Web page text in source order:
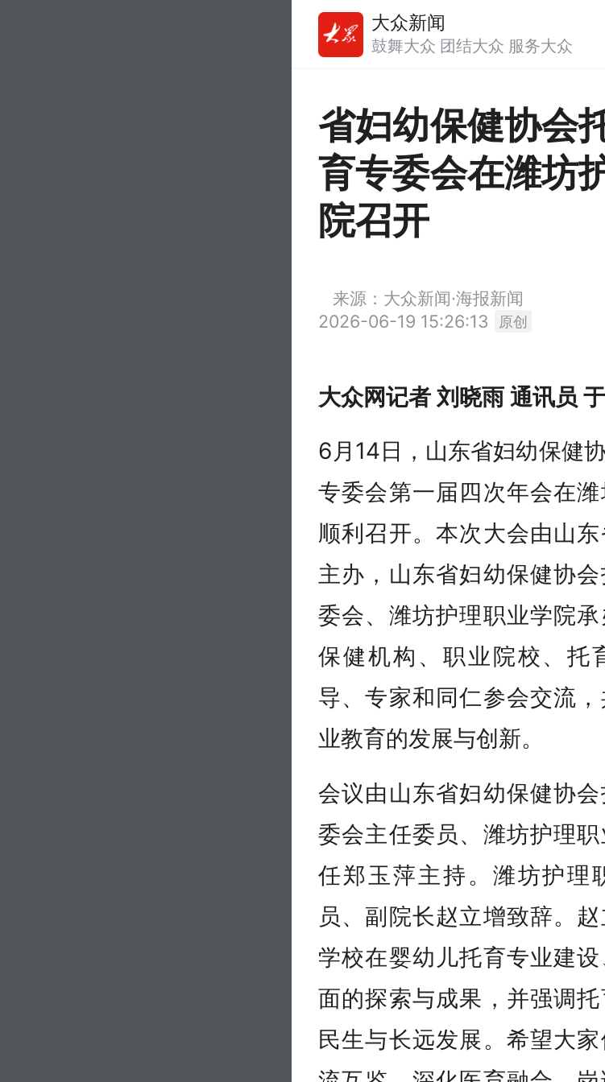
大众新闻
鼓舞大众 团结大众 服务大众
省妇幼保健协会
育专委会在潍坊
院召开
来源：大众新闻·海报新闻
2026-06-19 15:26:13
原创
大众网记者 刘晓雨 通讯员
6月14日，山东省妇幼保健
专委会第一届四次年会在
顺利召开。本次大会由山
主办，山东省妇幼保健协
委会、潍坊护理职业学院
保健机构、职业院校、托
导、专家和同仁参会交流
业教育的发展与创新。
会议由山东省妇幼保健协
委会主任委员、潍坊护理
任郑玉萍主持。潍坊护理
员、副院长赵立增致辞。
学校在婴幼儿托育专业建
面的探索与成果，并强调
民生与长远发展。希望大